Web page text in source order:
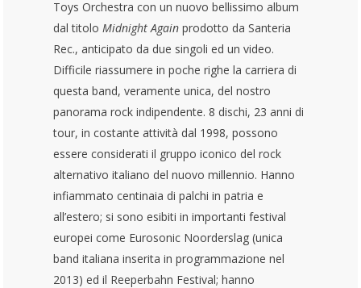
Toys Orchestra con un nuovo bellissimo album
dal titoloMidnight Again prodotto da Santeria
Rec., anticipato da due singoli ed un video.
Difficile riassumere in poche righe la carriera di
questa band, veramente unica, del nostro
panorama rock indipendente. 8 dischi, 23 anni di
tour, in costante attività dal 1998, possono
essere considerati il gruppo iconico del rock
alternativo italiano del nuovo millennio. Hanno
infiammato centinaia di palchi in patria e
all’estero; si sono esibiti in importanti festival
europei come Eurosonic Noorderslag (unica
band italiana inserita in programmazione nel
2013) ed il Reeperbahn Festival; hanno